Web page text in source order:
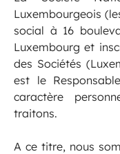
Luxembourgeois
social à 16
Luxembourg et
des Sociétés
est le
caractère
traitons.
A ce titre, nous